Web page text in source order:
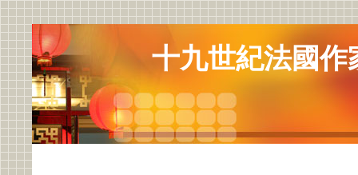
十九世紀法國作